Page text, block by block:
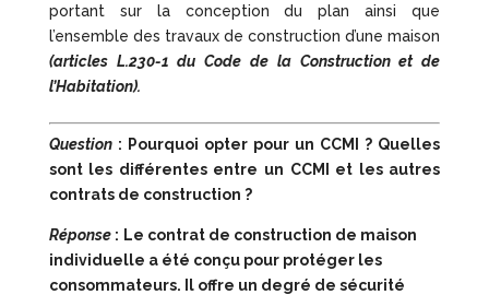
portant sur la conception du plan ainsi que
l’ensemble des travaux de construction d’une maison
(articles L.230-1 du Code de la Construction et de
l’Habitation).
Question: Pourquoi opter pour un CCMI ? Quelles
sont les différentes entre un CCMI et les autres
contrats de construction ?
Réponse: Le contrat de construction de maison
individuelle a été conçu pour protéger les
consommateurs. Il offre un degré de sécurité